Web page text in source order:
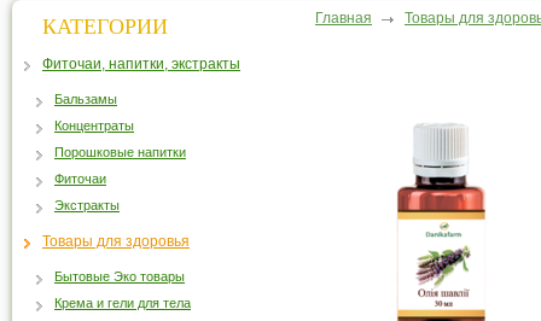
Главная Товары для
КАТЕГОРИИ
Фиточаи, напитки, экстракты
Бальзамы
Концентраты
Порошковые напитки
Фиточаи
Экстракты
Товары для здоровья
Бытовые Эко товары
Крема и гели для тела